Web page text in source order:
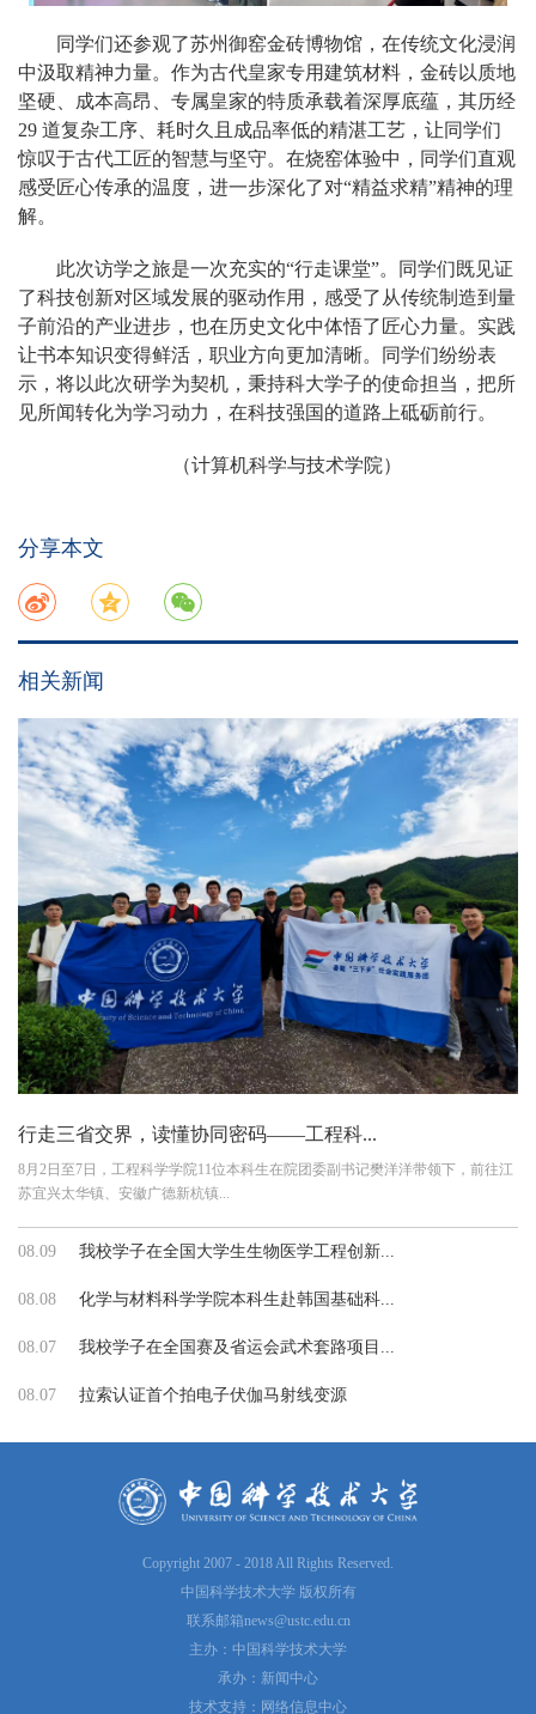
同学们还参观了苏州御窑金砖博物馆，在传统文化浸润
中汲取精神力量。作为古代皇家专用建筑材料，金砖以质地
坚硬、成本高昂、专属皇家的特质承载着深厚底蕴，其历经
29 道复杂工序、耗时久且成品率低的精湛工艺，让同学们
惊叹于古代工匠的智慧与坚守。在烧窑体验中，同学们直观
感受匠心传承的温度，进一步深化了对“精益求精”精神的理
解。
此次访学之旅是一次充实的“行走课堂”。同学们既见证
了科技创新对区域发展的驱动作用，感受了从传统制造到量
子前沿的产业进步，也在历史文化中体悟了匠心力量。实践
让书本知识变得鲜活，职业方向更加清晰。同学们纷纷表
示，将以此次研学为契机，秉持科大学子的使命担当，把所
见所闻转化为学习动力，在科技强国的道路上砥砺前行。
（计算机科学与技术学院）
分享本文
相关新闻
行走三省交界，读懂协同密码——工程科...
8月2日至7日，工程科学学院11位本科生在院团委副书记樊洋洋带领下，前往江
苏宜兴太华镇、安徽广德新杭镇...
08.09 我校学子在全国大学生生物医学工程创新...
08.08 化学与材料科学学院本科生赴韩国基础科...
08.07 我校学子在全国赛及省运会武术套路项目...
08.07 拉索认证首个拍电子伏伽马射线变源
Copyright 2007 - 2018 All Rights Reserved.
中国科学技术大学 版权所有
联系邮箱news@ustc.edu.cn
主办：中国科学技术大学
承办：新闻中心
技术支持：网络信息中心